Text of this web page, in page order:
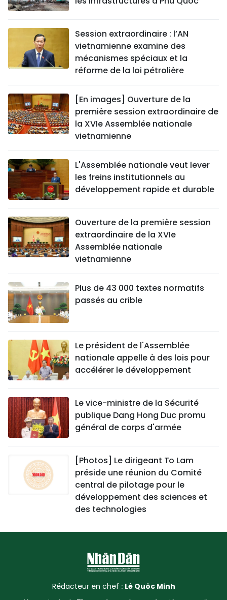
Session extraordinaire : l’AN
vietnamienne examine des
mécanismes spéciaux et la
réforme de la loi pétrolière
[En images] Ouverture de la
première session extraordinaire de
la XVIe Assemblée nationale
vietnamienne
L'Assemblée nationale veut lever
les freins institutionnels au
développement rapide et durable
Ouverture de la première session
extraordinaire de la XVIe
Assemblée nationale
vietnamienne
Plus de 43 000 textes normatifs
passés au crible
Le président de l'Assemblée
nationale appelle à des lois pour
accélérer le développement
Le vice-ministre de la Sécurité
publique Dang Hong Duc promu
général de corps d'armée
[Photos] Le dirigeant To Lam
préside une réunion du Comité
central de pilotage pour le
développement des sciences et
des technologies
Rédacteur en chef : Lê Quôc Minh